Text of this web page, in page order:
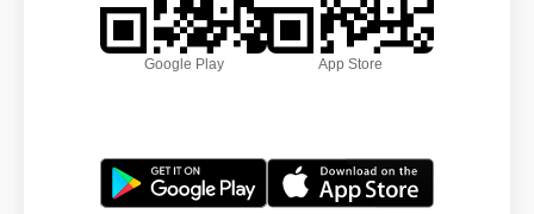
Google Play App Store